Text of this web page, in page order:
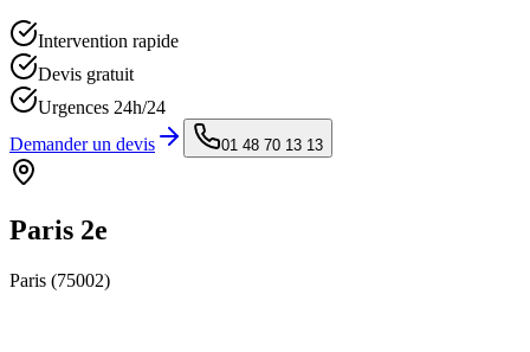
Intervention rapide
Devis gratuit
Urgences 24h/24
Demander un devis
01 48 70 13 13
Paris 2e
Paris (75002)